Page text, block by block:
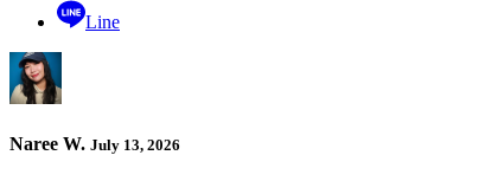
Line
Naree W. July 13, 2026